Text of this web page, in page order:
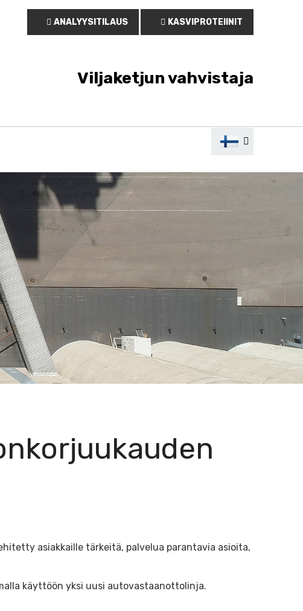
ANALYYSITILAUS KASVIPROTEIINIT
Viljaketjun vahvistaja
asiakkaille tärkeitä, palvelua parantavia asioita,
käyttöön yksi uusi autovastaanottolinja.